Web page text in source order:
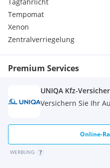
Wählhebelknauf in Leder
Zigarettenanzünder und
und hinten
Modellbezeichnung /
Kraftstoffbehälter 75 Liter
Tempomat
Xenon
Zentralverriegelung
Premium Services
UNIQA Kfz-
Versichern Sie Ihr
Online-
WERBUNG